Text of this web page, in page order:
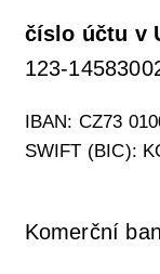
číslo účtu v
123-
IBAN: CZ73
SWIFT (BIC):
Komerční